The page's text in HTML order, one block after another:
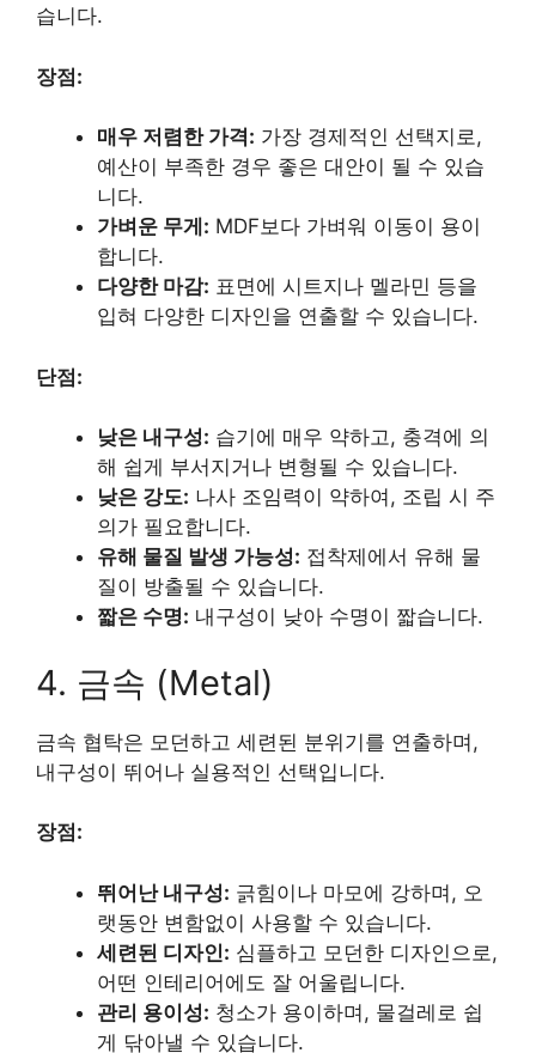
습니다.
장점:
매우 저렴한 가격: 가장 경제적인 선택지로,
예산이 부족한 경우 좋은 대안이 될 수 있습
니다.
가벼운 무게: MDF보다 가벼워 이동이 용이
합니다.
다양한 마감: 표면에 시트지나 멜라민 등을
입혀 다양한 디자인을 연출할 수 있습니다.
단점:
낮은 내구성: 습기에 매우 약하고, 충격에 의
해 쉽게 부서지거나 변형될 수 있습니다.
낮은 강도: 나사 조임력이 약하여, 조립 시 주
의가 필요합니다.
유해 물질 발생 가능성: 접착제에서 유해 물
질이 방출될 수 있습니다.
짧은 수명: 내구성이 낮아 수명이 짧습니다.
4. 금속 (Metal)
금속 협탁은 모던하고 세련된 분위기를 연출하며,
내구성이 뛰어나 실용적인 선택입니다.
장점:
뛰어난 내구성: 긁힘이나 마모에 강하며, 오
랫동안 변함없이 사용할 수 있습니다.
세련된 디자인: 심플하고 모던한 디자인으로,
어떤 인테리어에도 잘 어울립니다.
관리 용이성: 청소가 용이하며, 물걸레로 쉽
게 닦아낼 수 있습니다.